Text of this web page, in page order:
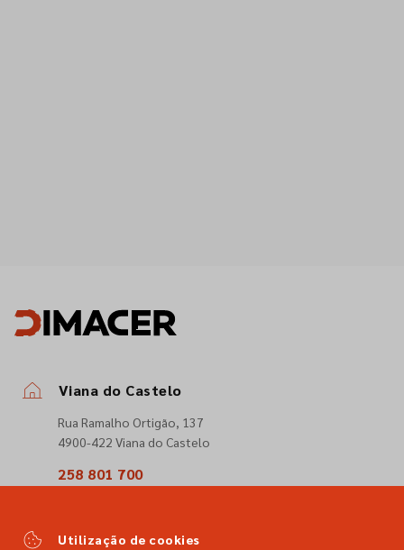
Viana do Castelo
Rua Ramalho Ortigão, 137
4900-422 Viana do Castelo
258 801 700
comercial@dimacer.com
Utilização de cookies